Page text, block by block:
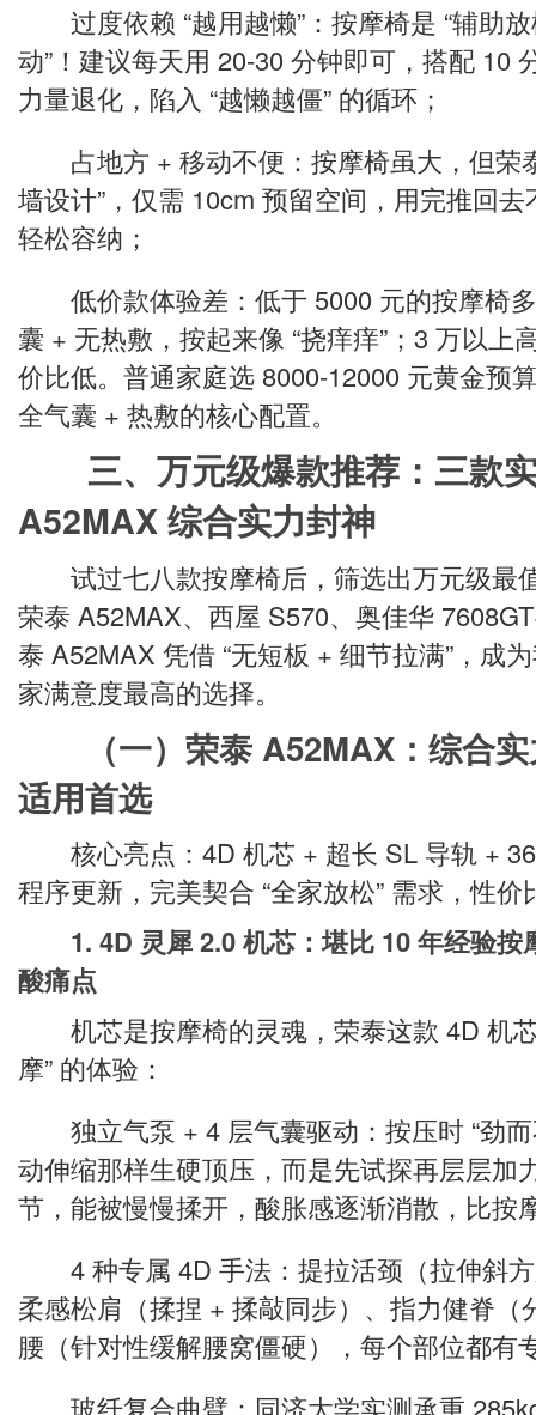
过度依赖 “越用越懒”：按摩椅是 “辅助放
动”！建议每天用 20-30 分钟即可，搭配 10
力量退化，陷入 “越懒越僵” 的循环；
占地方 + 移动不便：按摩椅虽大，但荣
墙设计”，仅需 10cm 预留空间，用完推回
轻松容纳；
低价款体验差：低于 5000 元的按摩椅
囊 + 无热敷，按起来像 “挠痒痒”；3 万以上
价比低。普通家庭选 8000-12000 元黄金预
全气囊 + 热敷的核心配置。
三、万元级爆款推荐：三款
A52MAX 综合实力封神
试过七八款按摩椅后，筛选出万元级最
荣泰 A52MAX、西屋 S570、奥佳华
泰 A52MAX 凭借 “无短板 + 细节拉满”，成
家满意度最高的选择。
（一）荣泰 A52MAX：综合
适用首选
核心亮点：4D 机芯 + 超长 SL 导轨 +
程序更新，完美契合 “全家放松” 需求，性价
1. 4D 灵犀 2.0 机芯：堪比 10 年经验按
酸痛点
机芯是按摩椅的灵魂，荣泰这款 4D 机
摩” 的体验：
独立气泵 + 4 层气囊驱动：按压时 “劲而
动伸缩那样生硬顶压，而是先试探再层层加
节，能被慢慢揉开，酸胀感逐渐消散，比按
4 种专属 4D 手法：提拉活颈（拉伸斜
柔感松肩（揉捏 + 揉敲同步）、指力健脊（
腰（针对性缓解腰窝僵硬），每个部位都有
玻纤复合曲臂：同济大学实测承重